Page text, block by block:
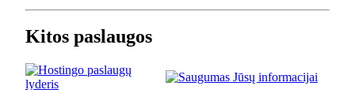
Kitos paslaugos